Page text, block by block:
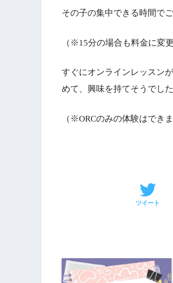
その子の集中できる時間で
（※15分の場合も料金に変
すぐにオンラインレッスン
めて、興味を持てそうでし
（※ORCのみの体験はでき
ツイート